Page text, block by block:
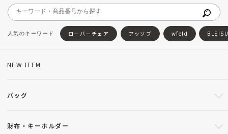
ローバーチェア アッソブ wfeld
NEW ITEM
バッグ
財布・キーホルダー